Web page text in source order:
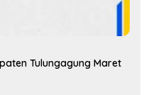
Tulungagung Maret